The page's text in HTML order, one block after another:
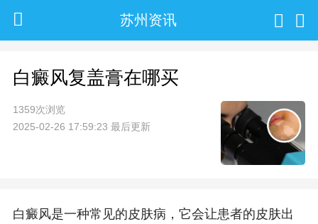
苏州资讯
白癜风复盖膏在哪买
1359次浏览
2025-02-26 17:59:23 最后更新
白癜风是一种常见的皮肤病，它会让患者的皮肤出